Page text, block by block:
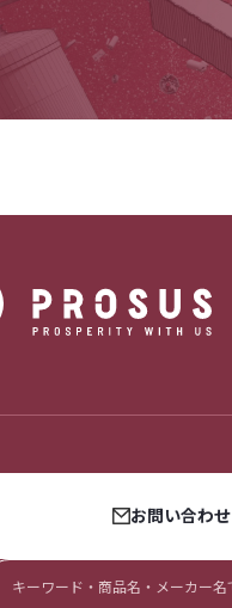
お問い合わせ